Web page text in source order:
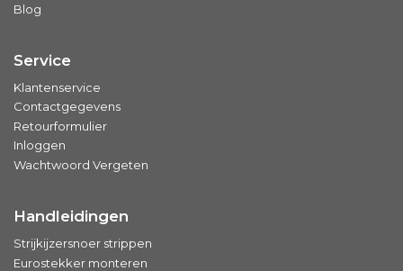
Blog
Service
Klantenservice
Contactgegevens
Retourformulier
Inloggen
Wachtwoord Vergeten
Handleidingen
Strijkijzersnoer strippen
Eurostekker monteren